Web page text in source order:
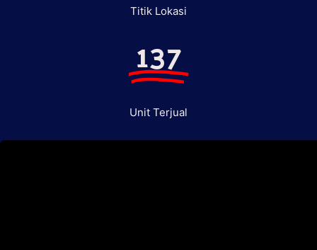
Titik Lokasi
137
Unit Terjual